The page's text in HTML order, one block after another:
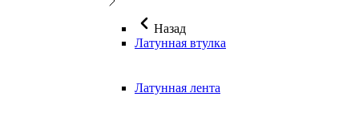
Назад
Латунная втулка
Латунная лента